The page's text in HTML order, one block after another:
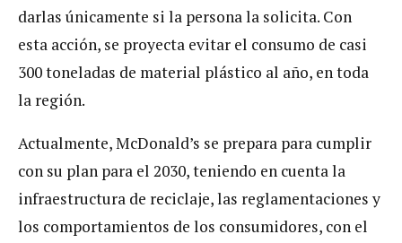
darlas únicamente si la persona la solicita. Con
esta acción, se proyecta evitar el consumo de casi
300 toneladas de material plástico al año, en toda
la región.
Actualmente, McDonald’s se prepara para cumplir
con su plan para el 2030, teniendo en cuenta la
infraestructura de reciclaje, las reglamentaciones y
los comportamientos de los consumidores, con el